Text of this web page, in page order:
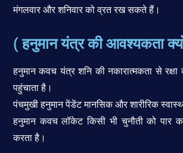
मंगलवार और शनिवार को व्रत रख सकते हैं।
( हनुमान यंत्र की आवश्यकता
हनुमान कवच यंत्र शनि की नकारात्मकता से
पहुंचाता है।
पंचमुखी हनुमान पेंडेंट मानसिक और शारीरिक
हनुमान कवच लॉकेट किसी भी चुनौती को पार
करता है।